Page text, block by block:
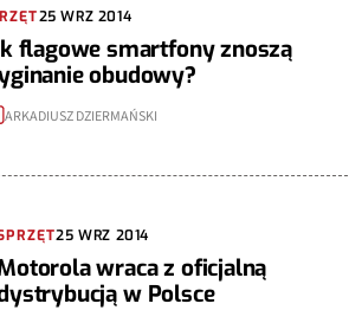
25 WRZ 2014
flagowe smartfony znoszą
obudowy?
ARKADIUSZ DZIERMAŃSKI
25 WRZ 2014
wraca z oficjalną
w Polsce